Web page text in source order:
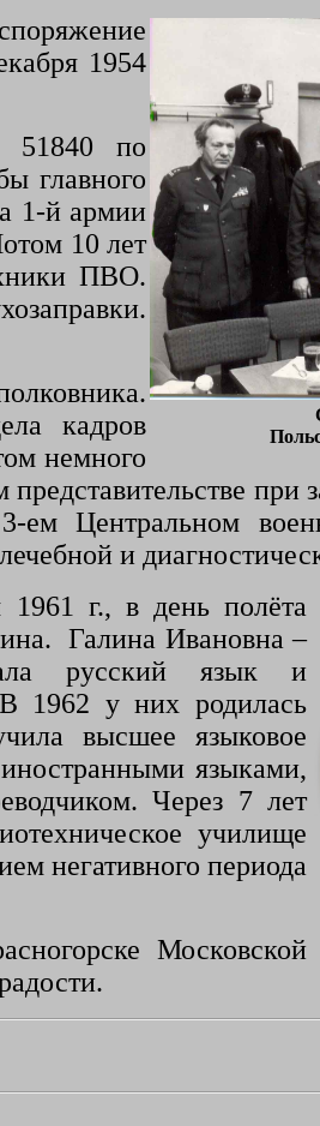
1954
51840 по
главного
1-й армии
10 лет
ПВО.
кадров
немного
при
ем Центральном
и
г., в день полёта
Галина Ивановна –
русский язык и
1962 у них родилась
высшее языковое
языками,
Через 7 лет
училище
негативного периода
Московской